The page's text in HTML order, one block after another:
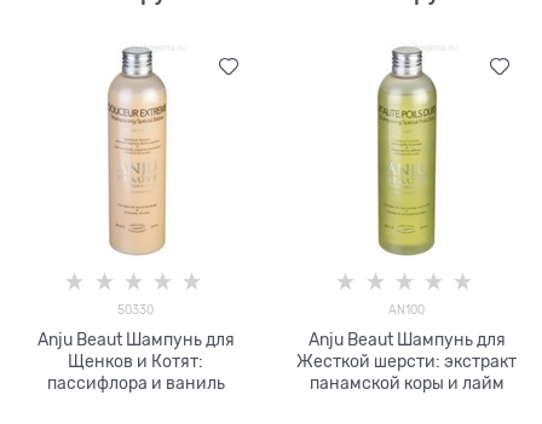
50330
Anju Beaut Шампунь для
Щенков и Котят:
пассифлора и ваниль
AN100
Anju Beaut Шампунь для
Жесткой шерсти: экстракт
панамской коры и лайм